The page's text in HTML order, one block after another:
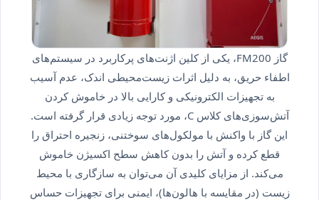
گاز FM200، یکی از کلین اژنت‌های پرکاربرد در سیستم‌های
اطفاء حریق، به دلیل اثرات زیست‌محیطی اندک، عدم آسیب
به تجهیزات الکترونیکی و کارایی بالا در خاموش کردن
آتش‌سوزی‌های کلاس C، مورد توجه زیادی قرار گرفته است.
این گاز با واکنش با مولکول‌های سوختنی، زنجیره احتراق را
قطع کرده و آتش را بدون کاهش سطح اکسیژن خاموش
می‌کند. از مزایای کلیدی آن می‌توان به سازگاری با محیط
زیست (در مقایسه با هالون‌ها)، ایمنی برای تجهیزات حساس